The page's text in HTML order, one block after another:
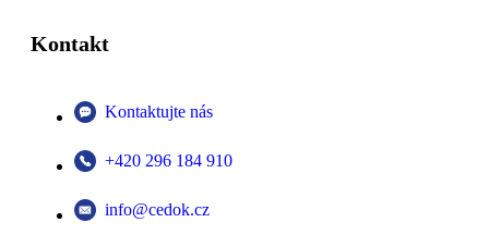
Kontakt
Kontaktujte nás
+420 296 184 910
info@cedok.cz